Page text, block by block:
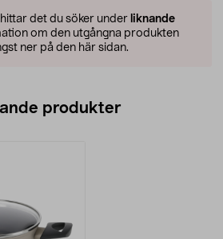
det du söker under liknande
om den utgångna produkten
ner på den här sidan.
produkter